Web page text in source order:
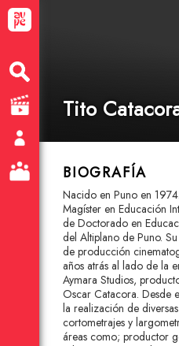
Tito
BIOGRAFÍA
Nacido en Puno en
Magíster en Educación
de Doctorado en
del Altiplano de Puno.
de producción
años atrás al lado de la
Aymara Studios,
Oscar Catacora. Desde
la realización de
cortometrajes y
áreas como; productor